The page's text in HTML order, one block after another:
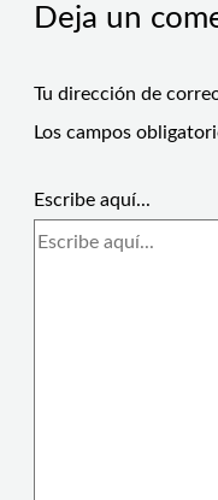
Deja un
Tu dirección de
Los campos
Escribe aquí...